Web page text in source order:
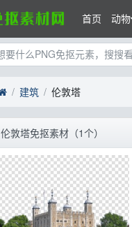
首页 动物
建筑 伦敦塔
伦敦塔免抠素材（1个）